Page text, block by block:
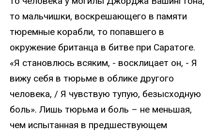
то мальчишки, воскрешающего в памяти
тюремные корабли, то попавшего в
окружение британца в битве при Саратоге.
«Я становлюсь всяким, - восклицает он, - Я
вижу себя в тюрьме в облике другого
человека, / Я чувствую тупую, безысходную
боль». Лишь тюрьма и боль – не меньшая,
чем испытанная в предшествующем